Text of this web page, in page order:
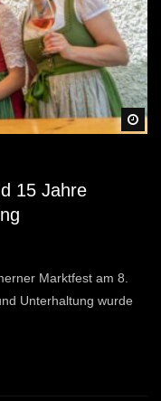
15 Jahre
Marktfest am 8.
Unterhaltung wurde